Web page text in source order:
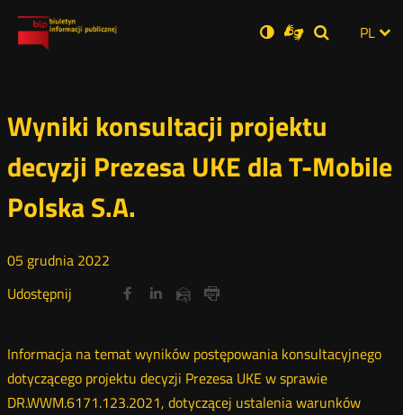
Ustawienia
Wersja
zwykła
Dla
niesłyszących
Otwórz Otwórz
Otwórz
Social PL
Wyniki konsultacji projektu
decyzji Prezesa UKE dla T-Mobile
Polska S.A.
05 grudnia 2022
Udostępnij
Udostępnij
Otwórz Udostępnij
na
OtwórzUdostępnij
na
OtwórzUdostępnij
przez
Informacja na temat wyników postępowania konsultacyjnego
dotyczącego projektu decyzji Prezesa UKE w sprawie
DR.WWM.6171.123.2021, dotyczącej ustalenia warunków